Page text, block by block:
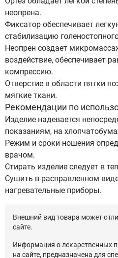
неопрена.
Фиксатор обеспечивает
стабилизацию
Неопрен создает
воздействие, обеспечивает
компрессию.
Отверстие в области пятки
мягкие ткани.
Рекомендации по
Изделие надевается
показаниям, на
Режим и сроки ношения
врачом.
Стирать изделие следует в
Сушить в расправленном
нагревательные приборы.
Внешний вид товара может
сайте.
Информация о лекарственных
на сайте, предназначена для